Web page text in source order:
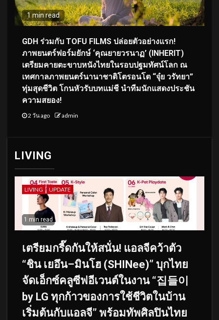
1 min read
GDH ร่วมกับ TOFU FILMS ปล่อยตัวอย่างแรก!
ภาพยนตร์ฟอร์มยักษ์ ‘คุณยายวรนาฏ’ (INHERIT)
เตรียมคายตะขาบหนังไทยในรอบปฐมทัศน์โลก ณ
เทศกาลภาพยนตร์นานาชาติโตรอนโต “จุ๋ย วรัทยา”
ทุ่มสุดชีวิต โกนหัวรับบทแม่ชี นำทีมนักแสดงประชัน
ความสยอง!
2 วัน ago admin
LIVING
LIVING UPDATE
1 min read
เตรียมกรี๊ดกันให้สนั่น! แอลจีคว้าตัว
“ชิน เยอึน–มินโฮ (SHINee)” บุกไทย
จัดเอ็กซ์คลูซีฟอีเวนต์ในงาน “집들이
by LG ทุกก้าวของการใช้ชีวิตในบ้าน
เริ่มต้นกับแอลจี” พร้อมทัพศิลปินไทย